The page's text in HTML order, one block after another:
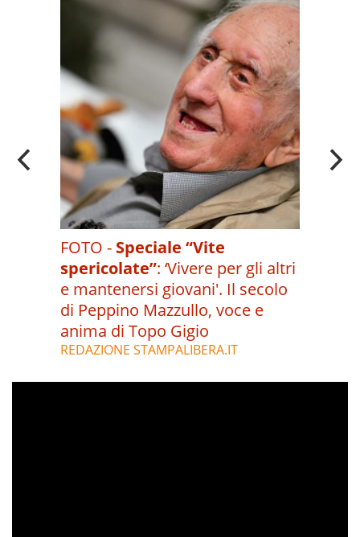
FOTO - Speciale “Vite
spericolate”: ‘Vivere per gli altri
e mantenersi giovani'. Il secolo
di Peppino Mazzullo, voce e
anima di Topo Gigio
REDAZIONE STAMPALIBERA.IT